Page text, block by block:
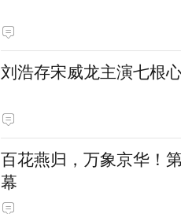
刘浩存宋威龙主演七根
百花燕归，万象京华！
幕